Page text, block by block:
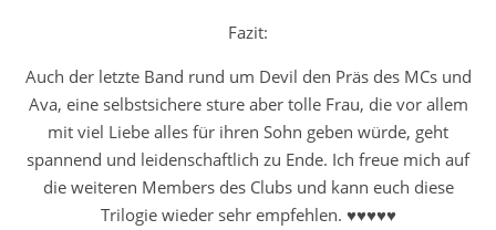
Fazit:
Auch der letzte Band rund um Devil den Präs des MCs und
Ava, eine selbstsichere sture aber tolle Frau, die vor allem
mit viel Liebe alles für ihren Sohn geben würde, geht
spannend und leidenschaftlich zu Ende. Ich freue mich auf
die weiteren Members des Clubs und kann euch diese
Trilogie wieder sehr empfehlen. ♥♥♥♥♥